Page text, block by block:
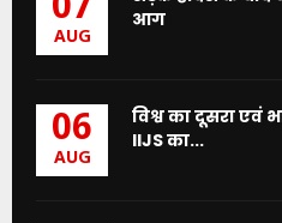
AUG
आग
06
AUG
विश्व का दूसरा एवं
IIJS का...